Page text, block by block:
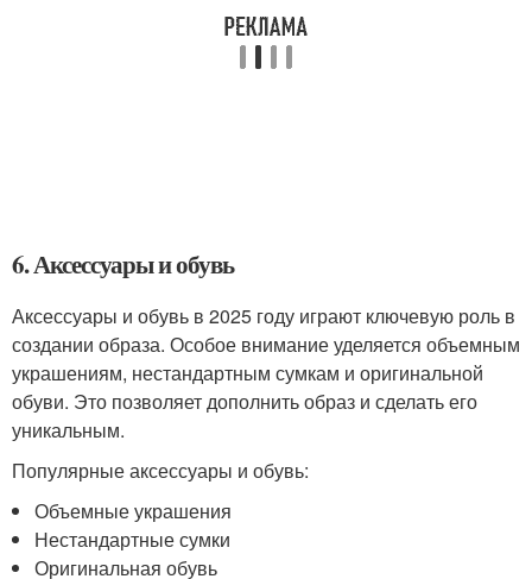
6. Аксессуары и обувь
Аксессуары и обувь в 2025 году играют ключевую роль в
создании образа. Особое внимание уделяется объемным
украшениям, нестандартным сумкам и оригинальной
обуви. Это позволяет дополнить образ и сделать его
уникальным.
Популярные аксессуары и обувь:
Объемные украшения
Нестандартные сумки
Оригинальная обувь